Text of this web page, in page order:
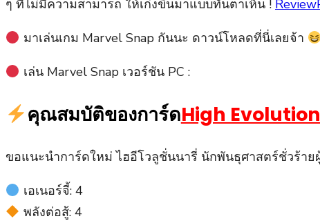
ๆ ที่ไม่มีความสามารถ ให้เก่งขึ้นมาแบบทันตาเห็น !
มาเล่นเกม Marvel Snap กันนะ ดาวน์โหลดที่นี่เลยจ้า
เล่น Marvel Snap เวอร์ชัน PC :
คุณสมบัติของการ์ดHigh
ขอแนะนำการ์ดใหม่ ไฮ​อีโวลูชั่น​นา​รี่ นักพันธุศาสตร์ชั่วร้า
เอเนอร์จี้: 4
พลังต่อสู้: 4